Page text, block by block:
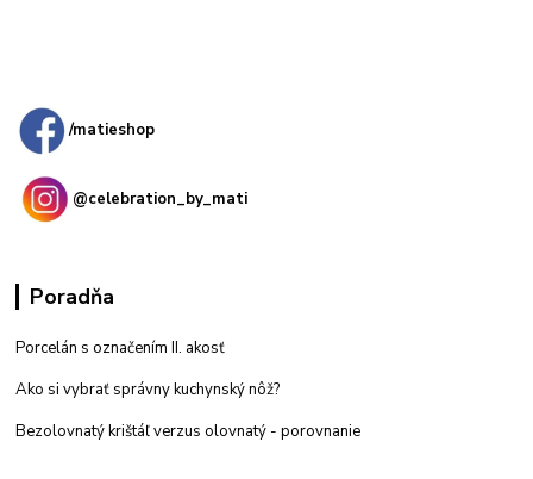
/matieshop
@celebration_by_mati
Poradňa
Porcelán s označením II. akosť
Ako si vybrať správny kuchynský nôž?
Bezolovnatý krištáľ verzus olovnatý - porovnanie